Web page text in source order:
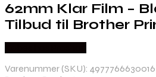
62mm Klar Film –
Tilbud til Brother
Varenummer (SKU): 4977766630016